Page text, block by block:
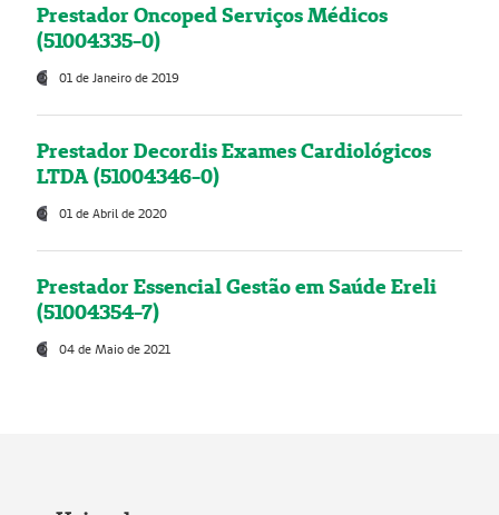
Prestador Oncoped Serviços Médicos
(51004335-0)
01 de Janeiro de 2019
Prestador Decordis Exames Cardiológicos
LTDA (51004346-0)
01 de Abril de 2020
Prestador Essencial Gestão em Saúde Ereli
(51004354-7)
04 de Maio de 2021